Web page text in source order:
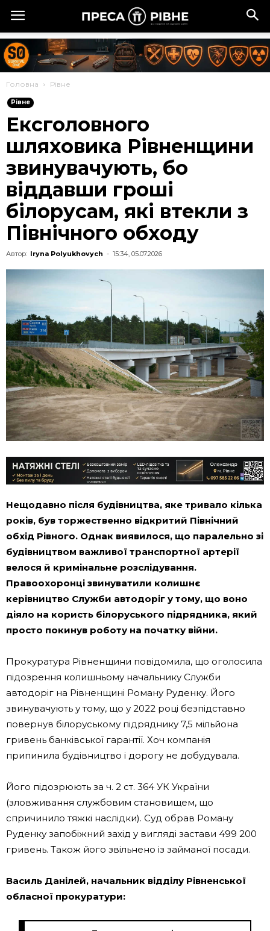
Головна Рівне
Рівне
Ексголовного
шляховика Рівненщини
звинувачують, бо
віддавши гроші
білорусам, які втекли з
Північного обходу
Автор: Iryna Polyukhovych - 15:34, 05.07.2026
Нещодавно після будівництва, яке тривало кілька
років, був торжественно відкритий Північний
обхід Рівного. Однак виявилося, що паралельно зі
будівництвом важливої ​​транспортної артерії
велося й кримінальне розслідування.
Правоохоронці звинуватили колишнє
керівництво Служби автодоріг у тому, що воно
діяло на користь білоруського підрядника, який
просто покинув роботу на початку війни.
Прокуратура Рівненщини повідомила, що оголосила
підозрення колишньому начальнику Служби
автодоріг на Рівненщині Роману Руденку. Його
звинувачують у тому, що у 2022 році безпідставно
повернув білоруському підряднику 7,5 мільйона
гривень банківської гарантії. Хоч компанія
припинила будівництво і дорогу не добудувала.
Його підозрюють за ч. 2 ст. 364 УК України
(зловживання службовим становищем, що
спричинило тяжкі наслідки). Суд обрав Роману
Руденку запобіжний захід у вигляді застави 499 200
гривень. Також його звільнено із займаної посади.
Василь Данілей, начальник відділу Рівненської
обласної прокуратури: